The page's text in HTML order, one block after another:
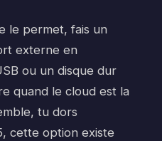
le permet, fais un
externe en
ou un disque dur
quand le cloud est la
tu dors
cette option existe